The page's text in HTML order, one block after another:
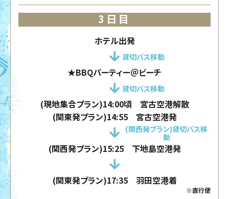
3日目
ホテル出発
貸切バス移動
★BBQパーティー＠ビーチ
貸切バス移動
(現地集合プラン)14:00頃 宮古空港解散
(関東発プラン)14:55 宮古空港発
(関西発プラン)貸切バス移
動
(関西発プラン)15:25 下地島空港発
(関東発プラン)17:35 羽田空港着
※直行便